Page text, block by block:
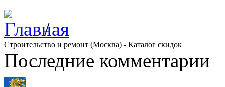
/
Строительство и ремонт (Москва) - Каталог скидок
Последние комментарии